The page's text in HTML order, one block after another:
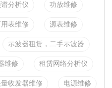
分析仪 功放维修
表维修 源表维修
示波器租赁，二手示波器
维修 租赁网络分析仪
量收发器维修 电源维修